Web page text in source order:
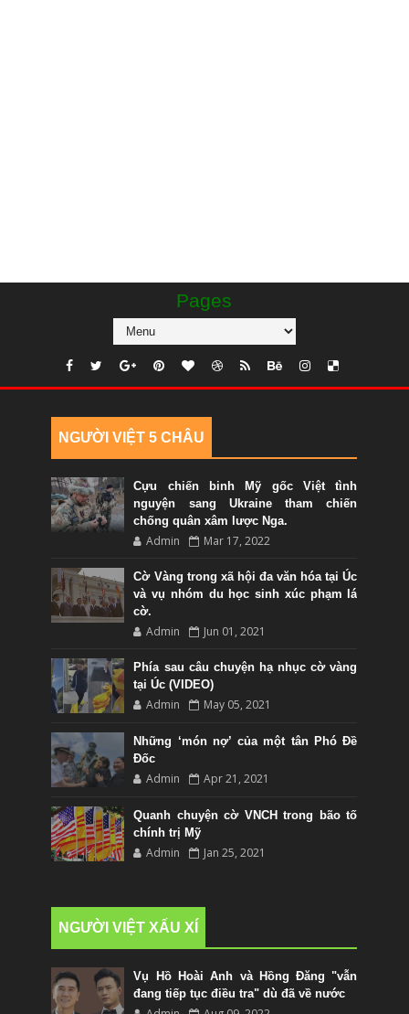
Pages
NGƯỜI VIỆT 5 CHÂU
Cựu chiến binh Mỹ gốc Việt tình
nguyện sang Ukraine tham chiến
chống quân xâm lược Nga.
Admin Mar 17, 2022
Cờ Vàng trong xã hội đa văn hóa tại Úc
và vụ nhóm du học sinh xúc phạm lá
cờ.
Admin Jun 01, 2021
Phía sau câu chuyện hạ nhục cờ vàng
tại Úc (VIDEO)
Admin May 05, 2021
Những ‘món nợ’ của một tân Phó Đề
Đốc
Admin Apr 21, 2021
Quanh chuyện cờ VNCH trong bão tố
chính trị Mỹ
Admin Jan 25, 2021
NGƯỜI VIỆT XẤU XÍ
Vụ Hồ Hoài Anh và Hồng Đăng "vẫn
đang tiếp tục điều tra" dù đã về nước